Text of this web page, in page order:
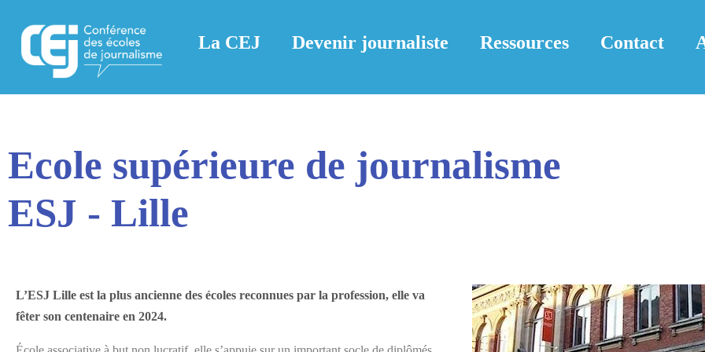
La CEJ Devenir journaliste Ressources Contact
Ecole supérieure de journalisme
ESJ - Lille
L’ESJ Lille est la plus ancienne des écoles reconnues par la profession, elle va
fêter son centenaire en 2024.